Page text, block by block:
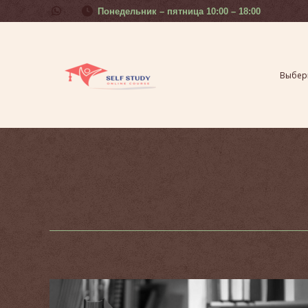
Понедельник – пятница 10:00 – 18:00
Выберите свой урок Курсы